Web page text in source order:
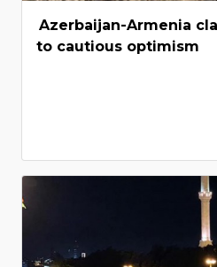
Azerbaijan-Armenia
to cautious optimism